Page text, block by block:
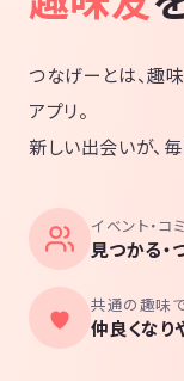
つなげーとは、趣
アプリ。
新しい出会いが、毎
イベント・コ
見つかる・
共通の趣味
仲良くなり